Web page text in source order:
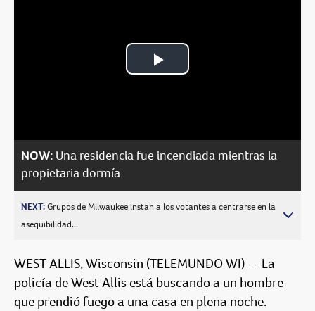
Play
NOW: Una residencia fue incendiada mientras la
propietaria dormía
NEXT:Grupos de Milwaukee instan a los votantes a centrarse en la
asequibilidad...
WEST ALLIS, Wisconsin (TELEMUNDO WI) -- La
policía de West Allis está buscando a un hombre
que prendió fuego a una casa en plena noche.